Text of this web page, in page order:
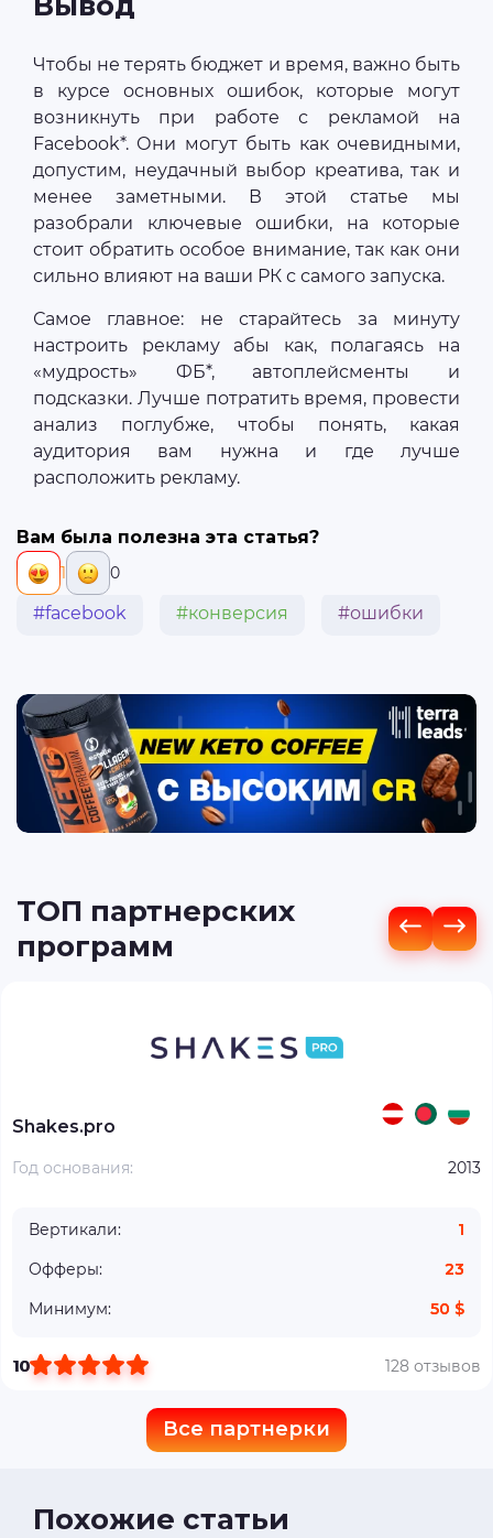
Чтобы не терять бюджет и время, важно быть
в курсе основных ошибок, которые могут
возникнуть при работе с рекламой на
Facebook*. Они могут быть как очевидными,
допустим, неудачный выбор креатива, так и
менее заметными. В этой статье мы
разобрали ключевые ошибки, на которые
стоит обратить особое внимание, так как они
сильно влияют на ваши РК с самого запуска.
Самое главное: не старайтесь за минуту
настроить рекламу абы как, полагаясь на
«мудрость» ФБ*, автоплейсменты и
подсказки. Лучше потратить время, провести
анализ поглубже, чтобы понять, какая
аудитория вам нужна и где лучше
расположить рекламу.
Вам была полезна эта статья?
1 0
#facebook #конверсия #ошибки
ТОП партнерских
программ
Shakes.pro
Год основания: 2013
Вертикали:
1
Офферы:
23
Минимум:
50 $
10 128 отзывов
Все партнерки
Похожие статьи